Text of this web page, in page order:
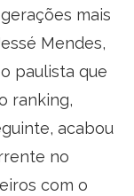
mais
Mendes,
paulista que
ranking,
acabou
no
com o